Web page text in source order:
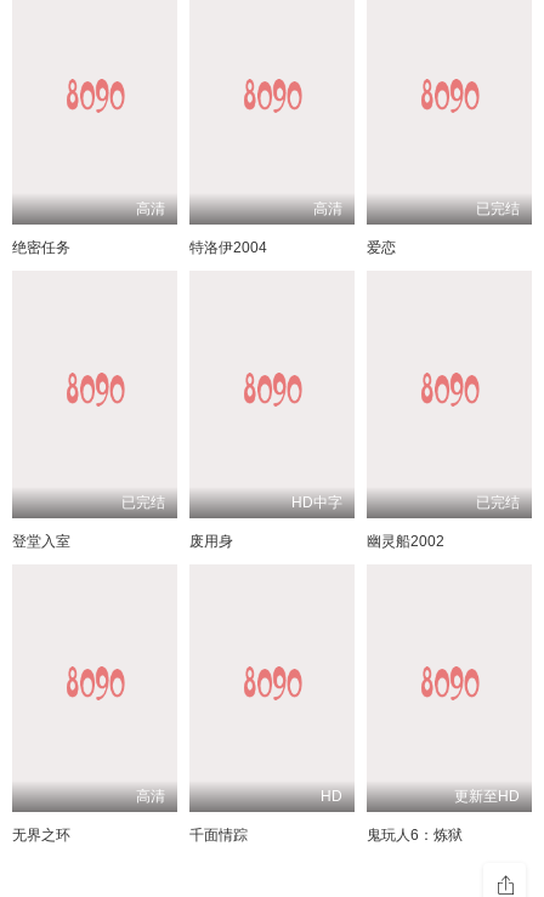
高清
绝密任务
高清
特洛伊2004
已完结
爱恋
已完结
登堂入室
HD中字
废用身
已完结
幽灵船2002
高清
无界之环
HD
千面情踪
更新至HD
鬼玩人6：炼狱